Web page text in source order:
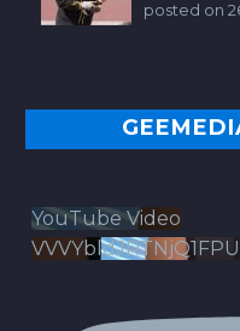
posted on
YouTube Video